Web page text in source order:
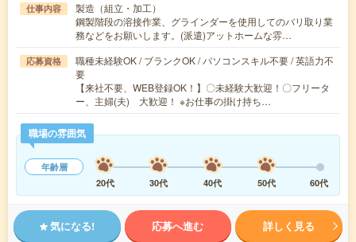
仕事内容
製造（組立・加工）
鋼製階段の溶接作業、グラインダーを使用してのバリ取り業
務などをお願いします。(派遣)アットホームな雰…
応募資格
職種未経験OK / ブランクOK / パソコンスキル不要 / 英語力不
要
【来社不要、WEB登録OK！】〇未経験大歓迎！〇フリータ
ー、主婦(夫) 大歓迎！ ※お仕事の掛け持ち…
職場の雰囲気
年齢層
20代
30代 40代 50代 60代
気になる! 応募へ進む 詳しく見る